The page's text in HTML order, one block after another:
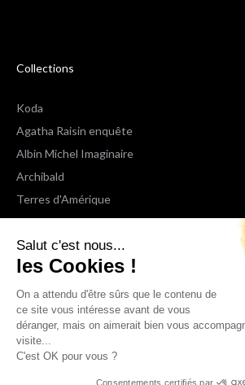
Salut c'est nous...
les Cookies !
On a attendu d'être sûrs que le contenu de
ce site vous intéresse avant de vous
déranger, mais on aimerait bien vous
visite...
C'est OK pour vous ?
Consentements certifiés par
Collections
Koda
Agatha Raisin enquête
Albin Michel Imaginaire
Archibald
Terres d'Amérique
Espaces Libres Poche
NOX
Wiz
Voir toutes les collections
Nous suivre